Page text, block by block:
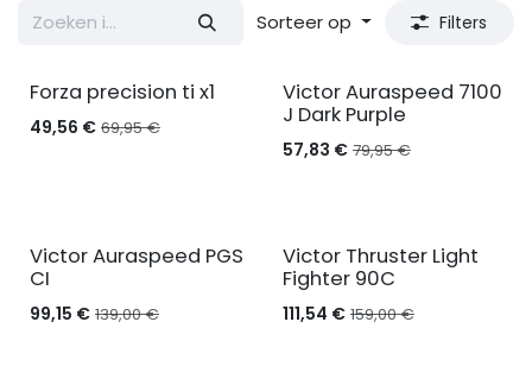
Sorteer op
Filters
Forza precision ti x1
49,56 € 69,95€
Victor Auraspeed 7100
J Dark Purple
57,83 € 79,95€
NIEUW
Victor Auraspeed PGS
CI
99,15 € 139,00€
NIEUW
Victor Thruster Light
Fighter 90C
111,54 € 159,00€